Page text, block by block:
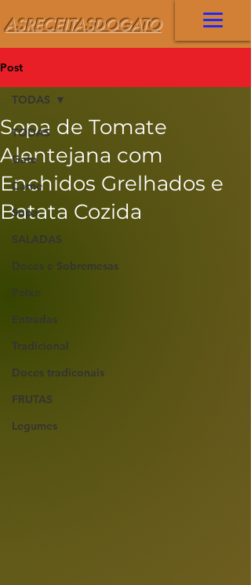
ASRECEITASDOGATO
Post
TODAS
Gato
Carne
Sopa
SALADAS
Doces e Sobremesas
Peixe
Entradas
Tradicional
Doces tradiconais
FRUTAS
Legumes
TODAS
Sopa de Tomate
Alentejana com
Enchidos Grelhados e
Batata Cozida